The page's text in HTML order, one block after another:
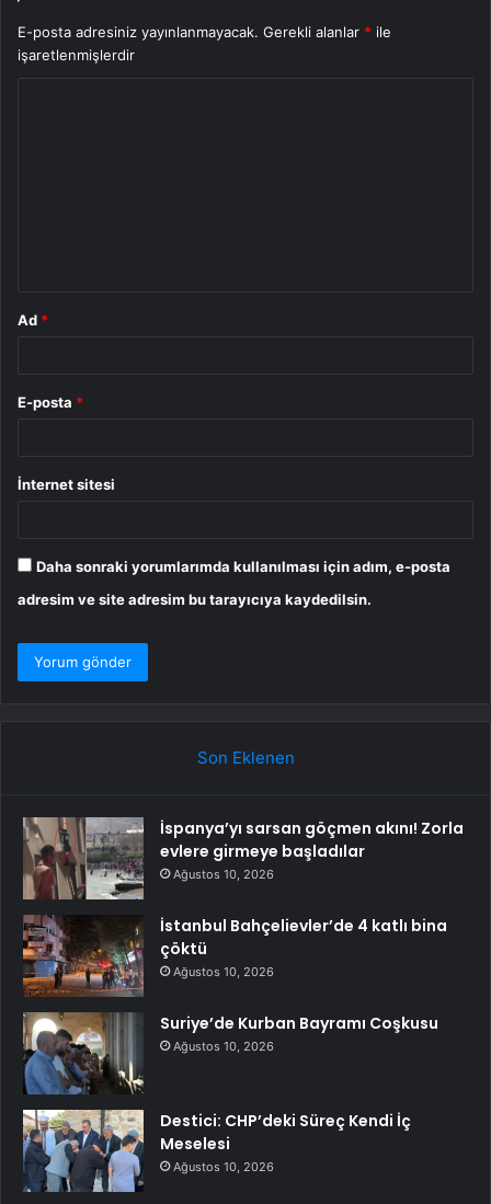
E-posta adresiniz yayınlanmayacak. Gerekli alanlar * ile
işaretlenmişlerdir
Ad *
E-posta *
İnternet sitesi
Daha sonraki yorumlarımda kullanılması için adım, e-posta
adresim ve site adresim bu tarayıcıya kaydedilsin.
Son Eklenen
İspanya’yı sarsan göçmen akını! Zorla
evlere girmeye başladılar
Ağustos 10, 2026
İstanbul Bahçelievler’de 4 katlı bina
çöktü
Ağustos 10, 2026
Suriye’de Kurban Bayramı Coşkusu
Ağustos 10, 2026
Destici: CHP’deki Süreç Kendi İç
Meselesi
Ağustos 10, 2026